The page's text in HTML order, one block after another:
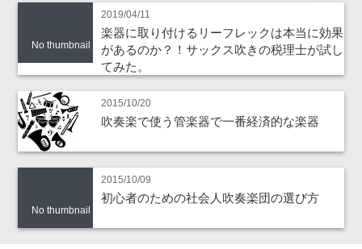
No thumbnail
2019/04/11
楽器に取り付けるリーフレックは本当に効果
があるのか？！サックス吹きの税理士が試し
てみた。
2015/10/20
吹奏楽で使う管楽器で一番経済的な楽器
No thumbnail
2015/10/09
初心者のための社会人吹奏楽団の選び方